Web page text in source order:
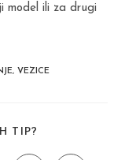
model ili za drugi
, VEZICE
TIP?
CONTENT